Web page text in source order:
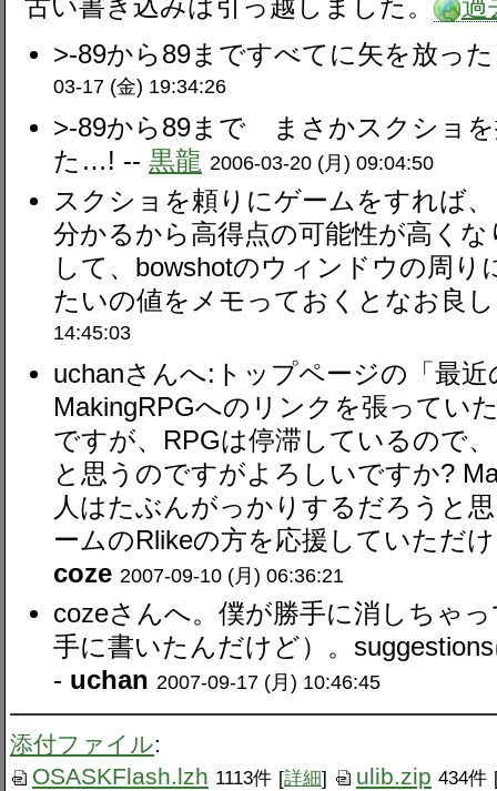
古い書き込みは引っ越しました。
過
>-89から89まですべてに矢を放っ
03-17 (金) 19:34:26
>-89から89まで まさかスクショ
た…! -- 黒龍 2006-03-20 (月) 09:04:50
スクショを頼りにゲームをすれば
分かるから高得点の可能性が高く
して、bowshotのウィンドウの周り
たいの値をメモっておくとなお良
14:45:03
uchanさんへ:トップページの「最
MakingRPGへのリンクを張ってい
ですが、RPGは停滞しているので
と思うのですがよろしいですか?
人はたぶんがっかりするだろうと
ームのRlikeの方を応援していただ
coze 2007-09-10 (月) 06:36:21
cozeさんへ。僕が勝手に消しちゃ
手に書いたんだけど）。
- uchan 2007-09-17 (月) 10:46:45
添付ファイル:
OSASKFlash.lzh 1113件 [詳細] ulib.zip 434件